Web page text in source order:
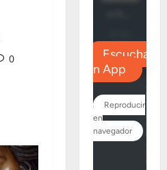
0